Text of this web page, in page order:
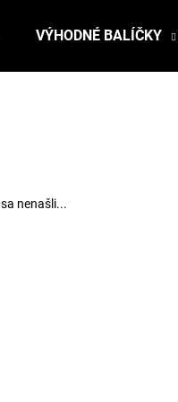
VÝHODNÉ BALÍČKY
sa nenašli...